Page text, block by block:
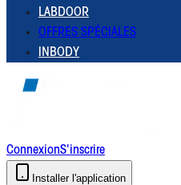
LABDOOR
OFFRES SPÉCIALES
INBODY
ConnexionS'inscrire
Installer l'application